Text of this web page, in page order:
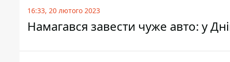
16:33, 20 лютого 2023
Намагався завести чуже авто: у